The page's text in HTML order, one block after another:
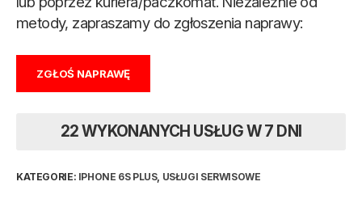
metody, zapraszamy do zgłoszenia naprawy:
ZGŁOŚ NAPRAWĘ
22 WYKONANYCH USŁUG W 7 DNI
KATEGORIE: IPHONE 6S PLUS, USŁUGI SERWISOWE